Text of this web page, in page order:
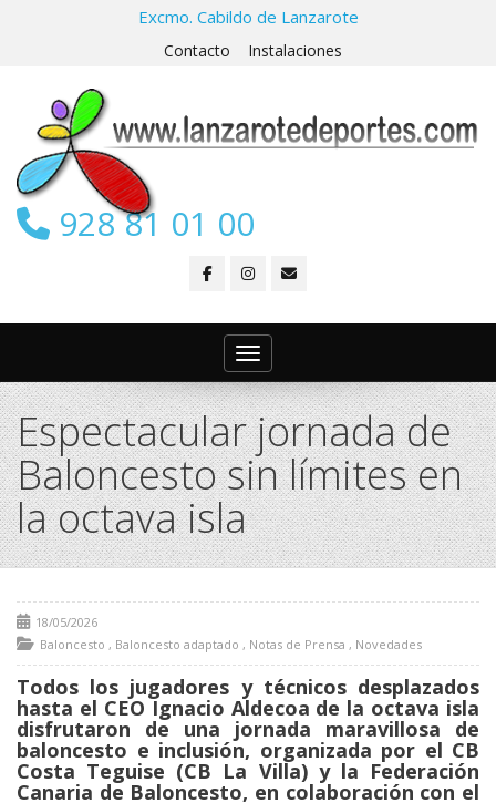
Excmo. Cabildo de Lanzarote
Contacto Instalaciones
928 81 01 00
Toggle navigation
Espectacular jornada de
Baloncesto sin límites en
la octava isla
18/05/2026
Baloncesto , Baloncesto adaptado , Notas de Prensa , Novedades
Todos los jugadores y técnicos desplazados
hasta el CEO Ignacio Aldecoa de la octava isla
disfrutaron de una jornada maravillosa de
baloncesto e inclusión, organizada por el CB
Costa Teguise (CB La Villa) y la Federación
Canaria de Baloncesto, en colaboración con el